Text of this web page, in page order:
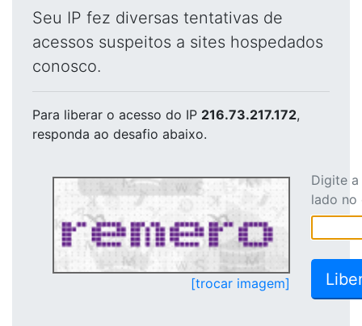
Seu IP fez diversas tentativas de
acessos suspeitos a sites hospedados
conosco.
Para liberar o acesso do IP 216.73.217.172,
responda ao desafio abaixo.
[trocar imagem]
Digite
lado no